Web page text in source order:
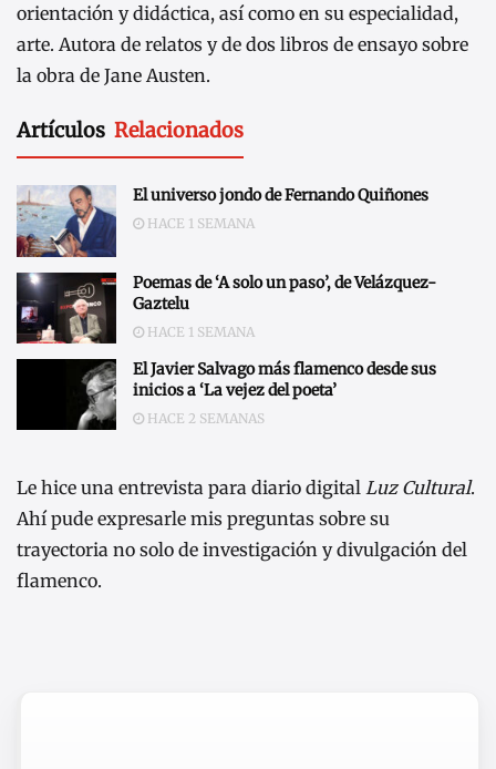
orientación y didáctica, así como en su especialidad,
arte. Autora de relatos y de dos libros de ensayo sobre
la obra de Jane Austen.
Artículos Relacionados
El universo jondo de Fernando Quiñones
HACE 1 SEMANA
Poemas de ‘A solo un paso’, de Velázquez-
Gaztelu
HACE 1 SEMANA
El Javier Salvago más flamenco desde sus
inicios a ‘La vejez del poeta’
HACE 2 SEMANAS
Le hice una entrevista para diario digital Luz Cultural.
Ahí pude expresarle mis preguntas sobre su
trayectoria no solo de investigación y divulgación del
flamenco.